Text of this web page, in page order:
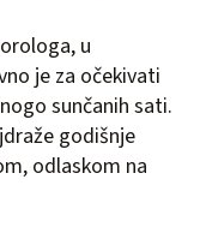
u
je za očekivati
sunčanih sati.
godišnje
odlaskom na